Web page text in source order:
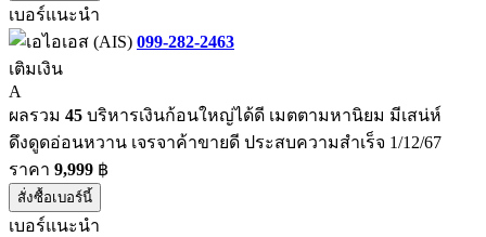
เบอร์แนะนำ
099-282-2463
เติมเงิน
A
ผลรวม 45 บริหารเงินก้อนใหญ่ได้ดี เมตตามหานิยม มีเสน่ห์
ดึงดูดอ่อนหวาน เจรจาค้าขายดี ประสบความสำเร็จ 1/12/67
ราคา 9,999 ฿
สั่งซื้อเบอร์นี้
เบอร์แนะนำ